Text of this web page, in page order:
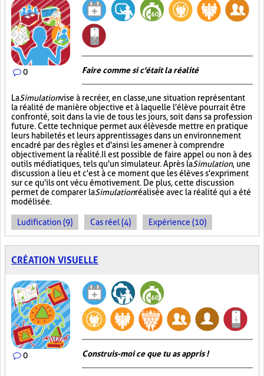
0 Faire comme si c'était la réalité
LaSimulationvise à recréer, en classe, une situation représentant
la réalité de manière objective et à laquelle l'élève pourrait être
confronté, soit dans la vie de tous les jours, soit dans sa profession
future. Cette technique permet aux élèves de mettre en pratique
leurs habiletés et leurs apprentissages dans un environnement
encadré par des règles et d'ainsi les amener à comprendre
objectivement la réalité. Il est possible de faire appel ou non à des
outils médiatiques, tels qu'un simulateur. Après laSimulation, une
discussion a lieu et c'est à ce moment que les élèves s'expriment
sur ce qu'ils ont vécu émotivement. De plus, cette discussion
permet de comparer laSimulationréalisée avec la réalité qui a été
modélisée.
Ludification (9) Cas réel (4) Expérience (10)
CRÉATION VISUELLE
0 Construis-moi ce que tu as appris !